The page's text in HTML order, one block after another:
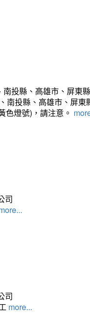
投縣、高雄市、屏東
南投縣、高雄市、屏
色燈號)，請注意。
司
司
more...